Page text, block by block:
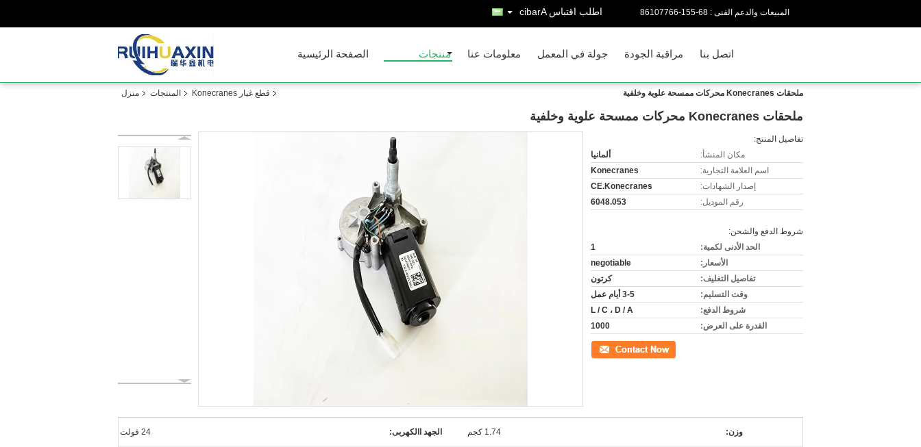
المبيعات والدعم الفنى : 86-551-66770168 اطلب اقتباس Arabic
الصفحة الرئيسية منتجات معلومات عنا جولة في المعمل مراقبة الجودة اتصل بنا
منزل المنتجات قطع غيار Konecranes ملحقات Konecranes محركات ممسحة علوية وخلفية
ملحقات Konecranes محركات ممسحة علوية وخلفية
تفاصيل المنتج:
مكان المنشأ:
ألمانيا
اسم العلامة التجارية:
Konecranes
إصدار الشهادات:
CE.Konecranes
رقم الموديل:
6048.053
شروط الدفع والشحن:
الحد الأدنى لكمية:
1
الأسعار:
negotiable
تفاصيل التغليف:
كرتون
وقت التسليم:
3-5 أيام عمل
شروط الدفع:
L / C ، D / A
القدرة على العرض:
1000
اتصل
وزن: 1.74 كجم الجهد االكهربى: 24 فولت